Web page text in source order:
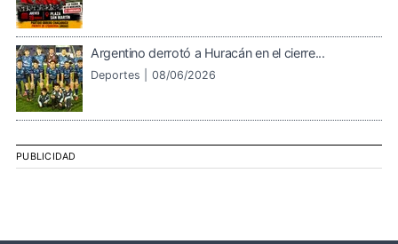
Argentino derrotó a Huracán en el cierre...
Deportes | 08/06/2026
PUBLICIDAD